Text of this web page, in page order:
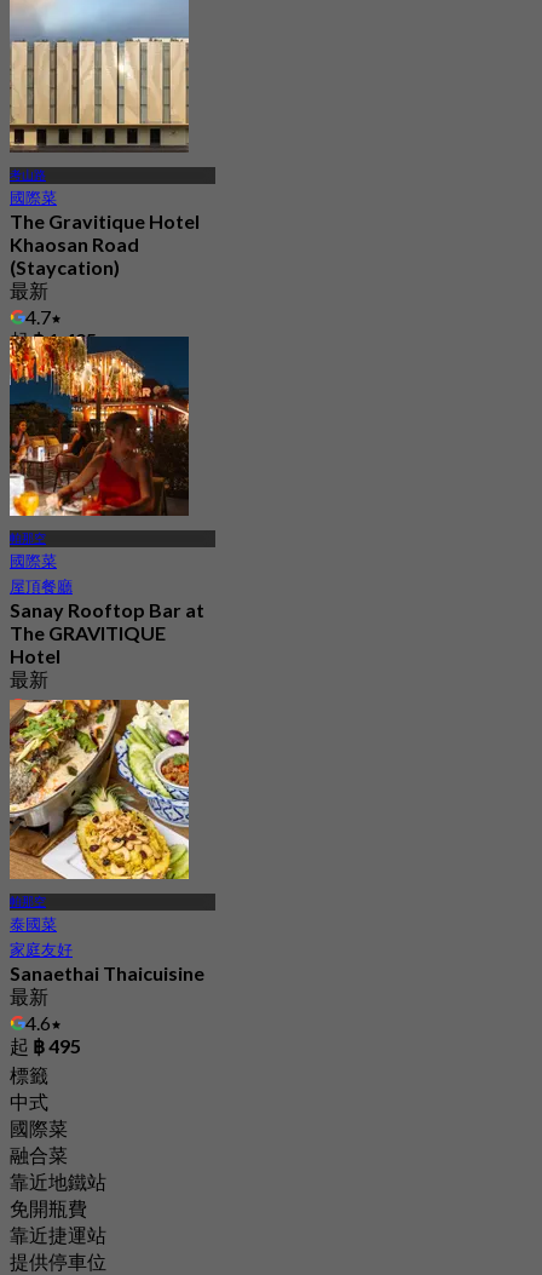
起฿ 399
考山路
國際菜
The Gravitique Hotel
Khaosan Road
(Staycation)
最新
4.7
起฿ 1,495
帕那空
國際菜
屋頂餐廳
Sanay Rooftop Bar at
The GRAVITIQUE
Hotel
最新
4.8
起฿ 530
帕那空
泰國菜
家庭友好
Sanaethai Thaicuisine
最新
4.6
起 ฿ 495
標籤
中式
國際菜
融合菜
靠近地鐵站
免開瓶費
靠近捷運站
提供停車位